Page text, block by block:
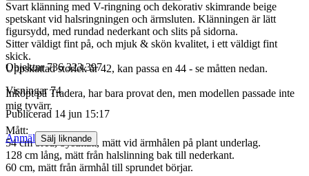
Svart klänning med V-ringning och dekorativ skimrande beige
spetskant vid halsringningen och ärmsluten. Klänningen är lätt
figursydd, med rundad nederkant och slits på sidorna.
Sitter väldigt fint på, och mjuk & skön kvalitet, i ett väldigt fint
skick.
Uppskattad storlek är 42, kan passa en 44 - se måtten nedan.
Inköpt på Tradera, har bara provat den, men modellen passade inte
mig tyvärr.
Mått:
54 cm bred, bystmått, mätt vid ärmhålen på plant underlag.
128 cm lång, mätt från halslinning bak till nederkant.
60 cm, mätt från ärmhål till sprundet börjar.
Objektnr 736 323 397
Visningar 74
Publicerad 14 jun 15:17
Anmäl Sälj liknande